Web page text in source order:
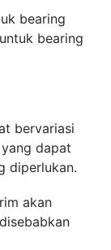
bearing
bearing
bervariasi
dapat
diperlukan.
akan